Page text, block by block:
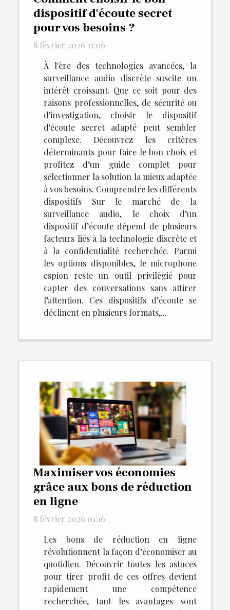
dispositif d'écoute secret
pour vos besoins ?
8 février 2026 11:06
À l'ère des technologies avancées, la
surveillance audio discrète suscite un
intérêt croissant. Que ce soit pour des
raisons professionnelles, de sécurité ou
d'investigation, choisir le dispositif
d'écoute secret adapté peut sembler
complexe. Découvrez les critères
déterminants pour faire le bon choix et
profitez d’un guide complet pour
sélectionner la solution la mieux adaptée
à vos besoins. Comprendre les différents
dispositifs Sur le marché de la
surveillance audio, le choix d’un
dispositif d’écoute dépend de plusieurs
facteurs liés à la technologie discrète et
à la confidentialité recherchée. Parmi
les options disponibles, le microphone
espion reste un outil privilégié pour
capter des conversations sans attirer
l’attention. Ces dispositifs d’écoute se
déclinent en plusieurs formats,...
Maximiser vos économies
grâce aux bons de réduction
en ligne
8 février 2026 01:16
Les bons de réduction en ligne
révolutionnent la façon d’économiser au
quotidien. Découvrir toutes les astuces
pour tirer profit de ces offres devient
rapidement une compétence
recherchée, tant les avantages sont